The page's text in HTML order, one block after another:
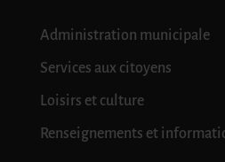
Administration municipale
Services aux citoyens
Loisirs et culture
Renseignements et